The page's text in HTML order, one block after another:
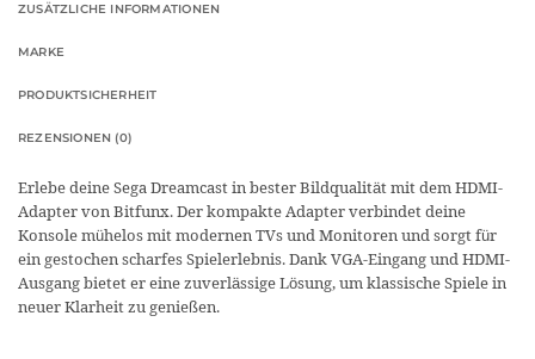
ZUSÄTZLICHE INFORMATIONEN
MARKE
PRODUKTSICHERHEIT
REZENSIONEN (0)
Erlebe deine Sega Dreamcast in bester Bildqualität mit dem HDMI-
Adapter von Bitfunx. Der kompakte Adapter verbindet deine
Konsole mühelos mit modernen TVs und Monitoren und sorgt für
ein gestochen scharfes Spielerlebnis. Dank VGA-Eingang und HDMI-
Ausgang bietet er eine zuverlässige Lösung, um klassische Spiele in
neuer Klarheit zu genießen.